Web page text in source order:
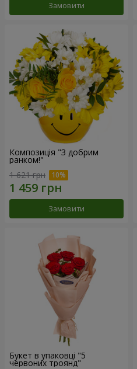
Замовити
Композиція "З добрим
ранком!"
1 621 грн
Замовити
Букет в упаковці "5
червоних троянд"